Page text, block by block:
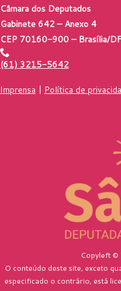
Câmara dos Deputados
Gabinete 642 – Anexo 4
CEP 70160-900 – Brasília/DF
(61) 3215-5642
Imprensa | Política de
Copyleft
O conteúdo deste site, exceto
especificado o contrário, está